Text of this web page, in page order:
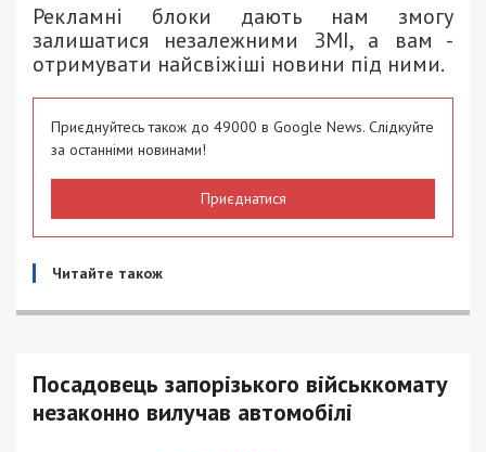
Рекламні блоки дають нам змогу
залишатися незалежними ЗМІ, а вам -
отримувати найсвіжіші новини під ними.
Приєднуйтесь також до 49000 в Google News. Слідкуйте
за останніми новинами!
Приєднатися
Читайте також
Посадовець запорізького військкомату
незаконно вилучав автомобілі